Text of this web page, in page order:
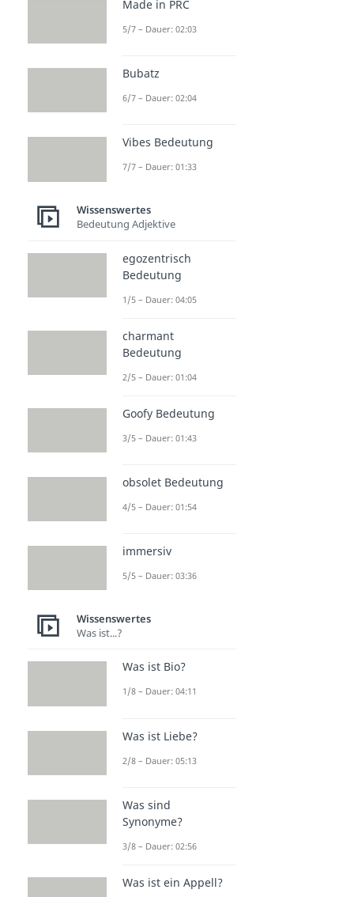
Made in PRC
5/7 – Dauer: 02:03
Bubatz
6/7 – Dauer: 02:04
Vibes Bedeutung
7/7 – Dauer: 01:33
Wissenswertes
Bedeutung Adjektive
egozentrisch
Bedeutung
1/5 – Dauer: 04:05
charmant
Bedeutung
2/5 – Dauer: 01:04
Goofy Bedeutung
3/5 – Dauer: 01:43
obsolet Bedeutung
4/5 – Dauer: 01:54
immersiv
5/5 – Dauer: 03:36
Wissenswertes
Was ist...?
Was ist Bio?
1/8 – Dauer: 04:11
Was ist Liebe?
2/8 – Dauer: 05:13
Was sind
Synonyme?
3/8 – Dauer: 02:56
Was ist ein Appell?